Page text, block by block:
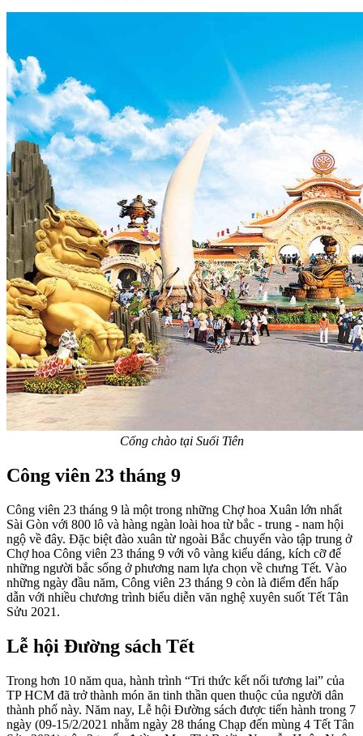
Cổng chào tại Suối Tiên
Công viên 23 tháng 9
Công viên 23 tháng 9 là một trong những Chợ hoa Xuân lớn nhất
Sài Gòn với 800 lô và hàng ngàn loài hoa từ bắc - trung - nam hội
ngộ về đây. Đặc biệt đào xuân từ ngoài Bắc chuyển vào tập trung ở
Chợ hoa Công viên 23 tháng 9 với vô vàng kiểu dáng, kích cỡ để
những người bắc sống ở phương nam lựa chọn về chưng Tết. Vào
những ngày đầu năm, Công viên 23 tháng 9 còn là điểm đến hấp
dẫn với nhiều chương trình biểu diễn văn nghệ xuyên suốt Tết Tân
Sửu 2021.
Lễ hội Đường sách Tết
Trong hơn 10 năm qua, hành trình “Tri thức kết nối tương lai” của
TP HCM đã trở thành món ăn tinh thần quen thuộc của người dân
thành phố này. Năm nay, Lễ hội Đường sách được tiến hành trong 7
ngày (09-15/2/2021 nhằm ngày 28 tháng Chạp đến mùng 4 Tết Tân